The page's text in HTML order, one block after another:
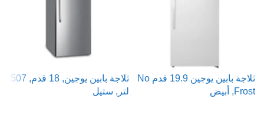
ثلاجة بابين يوجين 19.9 قدم No
Frost, أبيض
ثلاجة بابين يوجين, 18 قدم, 507
لتر, ستيل